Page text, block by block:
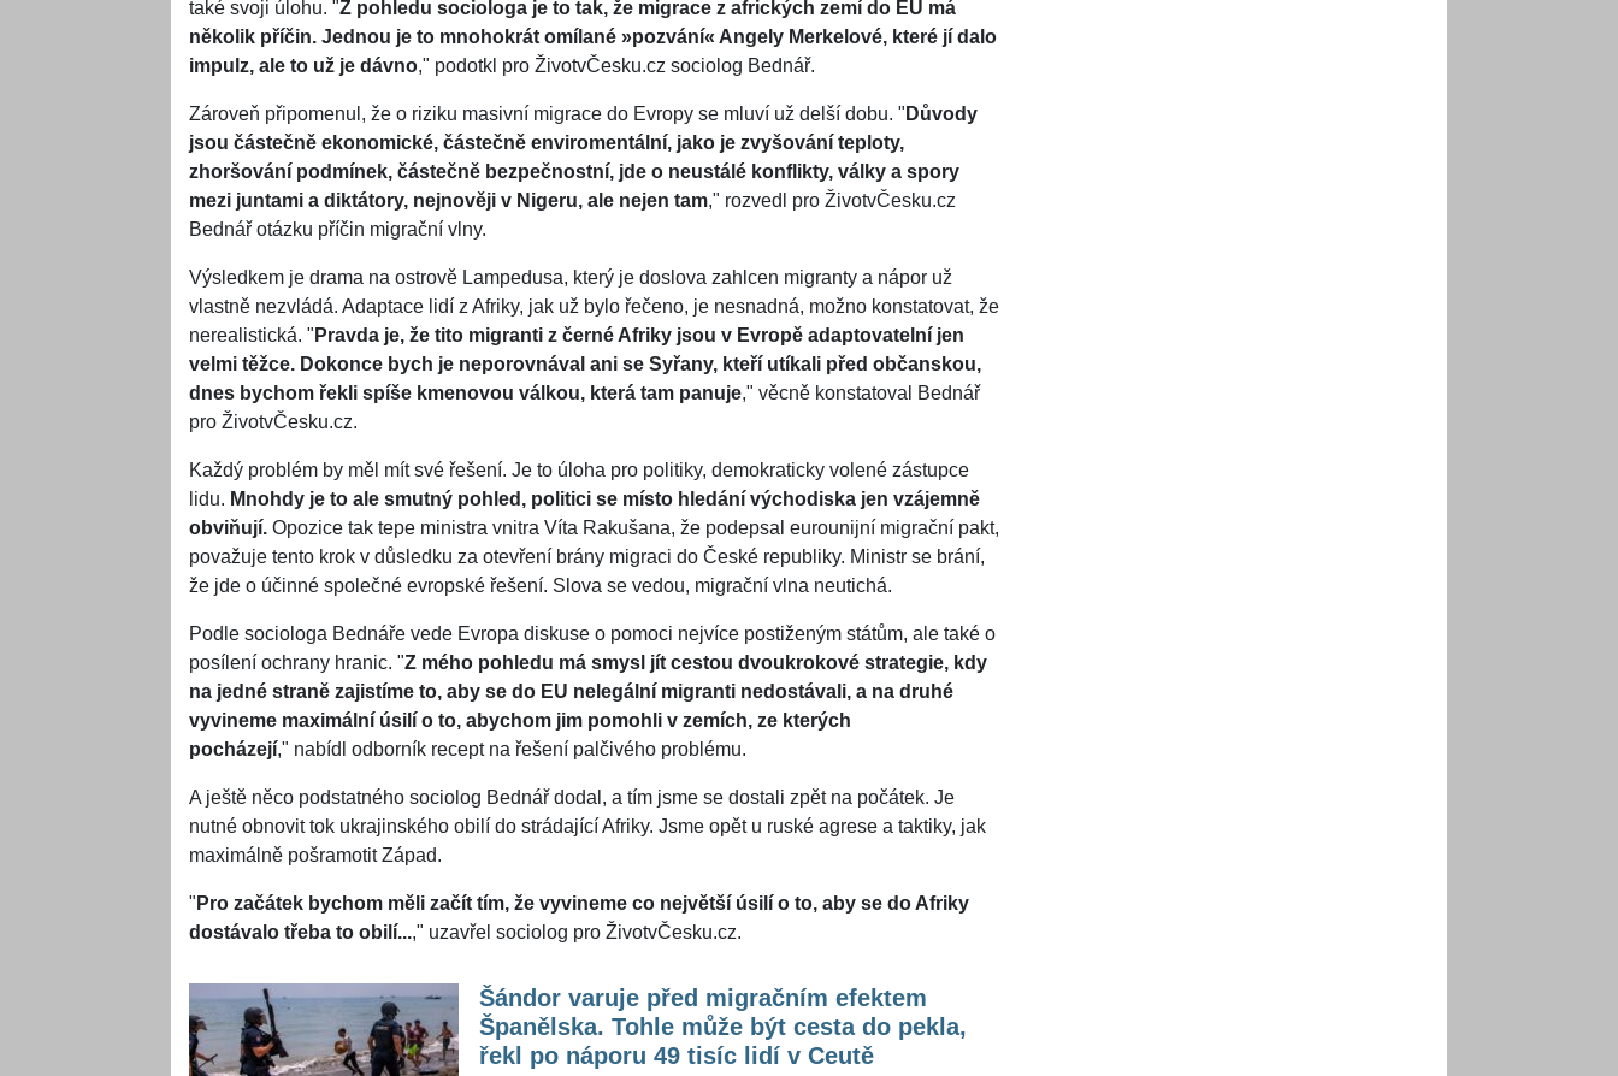
také svoji úlohu. "Z pohledu sociologa je to tak, že migrace z afrických zemí do EU má
několik příčin. Jednou je to mnohokrát omílané »pozvání« Angely Merkelové, které jí dalo
impulz, ale to už je dávno," podotkl pro ŽivotvČesku.cz sociolog Bednář.
Zároveň připomenul, že o riziku masivní migrace do Evropy se mluví už delší dobu. " Důvody
jsou částečně ekonomické, částečně enviromentální, jako je zvyšování teploty,
zhoršování podmínek, částečně bezpečnostní, jde o neustálé konflikty, války a spory
mezi juntami a diktátory, nejnověji v Nigeru, ale nejen tam," rozvedl pro ŽivotvČesku.cz
Bednář otázku příčin migrační vlny.
Výsledkem je drama na ostrově Lampedusa, který je doslova zahlcen migranty a nápor už
vlastně nezvládá. Adaptace lidí z Afriky, jak už bylo řečeno, je nesnadná, možno konstatovat, že
nerealistická. " Pravda je, že tito migranti z černé Afriky jsou v Evropě adaptovatelní jen
velmi těžce. Dokonce bych je neporovnával ani se Syřany, kteří utíkali před občanskou,
dnes bychom řekli spíše kmenovou válkou, která tam panuje," věcně konstatoval Bednář
pro ŽivotvČesku.cz.
Každý problém by měl mít své řešení. Je to úloha pro politiky, demokraticky volené zástupce
lidu. Mnohdy je to ale smutný pohled, politici se místo hledání východiska jen vzájemně
obviňují. Opozice tak tepe ministra vnitra Víta Rakušana, že podepsal eurounijní migrační pakt,
považuje tento krok v důsledku za otevření brány migraci do České republiky. Ministr se brání,
že jde o účinné společné evropské řešení. Slova se vedou, migrační vlna neutichá.
Podle sociologa Bednáře vede Evropa diskuse o pomoci nejvíce postiženým státům, ale také o
posílení ochrany hranic. "Z mého pohledu má smysl jít cestou dvoukrokové strategie, kdy
na jedné straně zajistíme to, aby se do EU nelegální migranti nedostávali, a na druhé
vyvineme maximální úsilí o to, abychom jim pomohli v zemích, ze kterých
pocházejí," nabídl odborník recept na řešení palčivého problému.
A ještě něco podstatného sociolog Bednář dodal, a tím jsme se dostali zpět na počátek. Je
nutné obnovit tok ukrajinského obilí do strádající Afriky. Jsme opět u ruské agrese a taktiky, jak
maximálně pošramotit Západ.
" Pro začátek bychom měli začít tím, že vyvineme co největší úsilí o to, aby se do Afriky
dostávalo třeba to obilí...," uzavřel sociolog pro ŽivotvČesku.cz.
Šándor varuje před migračním efektem
Španělska. Tohle může být cesta do pekla,
řekl po náporu 49 tisíc lidí v Ceutě